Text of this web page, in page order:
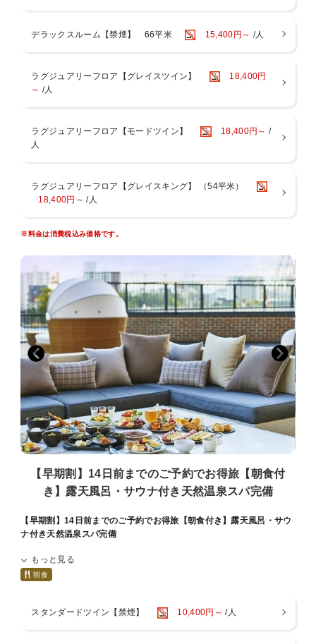
天然温泉の大浴場・サウナ・露天風呂完備。アメニティやタオル類も
アご着用でお越しいただけます。
入浴後は木のぬくもりが感じられる開放的なスパロビーでお寛ぎくだ
※営業時間は変動する場合がございます。
※3歳以下のお子様のご利用はご遠慮いただいております。
※タトゥーのあるお客様はスパのご利用をご遠慮いただいておりま
＜ご注意点＞
■添い寝は有料人数1名様につき、お子様1名様（未就学児のみ）まで
となります。
■お部屋にございますナイトウェア・スリッパご着用時は、スパのみ
ご入場可能です。
その他施設は、ご入場・ご来店をお断りしております。
■ご宿泊料金は現地決済の場合、チェックイン時の前精算になりま
す。
■大阪府条例により、1人1泊あたり宿泊税（最大500円）を別途頂戴い
たします。
■1人1泊あたり150円の大阪市入湯税（小学生以下は不要）を別途頂戴
いたします。
■駐車場は有料でございます。ご予約制ではございません。
閉
デラックスルーム【禁煙】 66平米 15,400円～ /人
ラグジュアリーフロア【グレイスツイン】
18,400円
～ /人
ラグジュアリーフロア【モードツイン】 18,400円～ /
人
ラグジュアリーフロア【グレイスキング】 （54平米）
18,400円～ /人
※料金は消費税込み価格です。
【早期割】14日前までのご予約でお得旅【朝食付
き】露天風呂・サウナ付き天然温泉スパ完備
【早期割】14日前までのご予約でお得旅【朝食付き】露天風呂・サウ
ナ付き天然温泉スパ完備
※※ご予約は14日前までがお得！インターネット予約限定 ご朝食付き
プラン※※
ートホテル。
もっと見る
朝食
スタンダードツイン【禁煙】 10,400円～ /人